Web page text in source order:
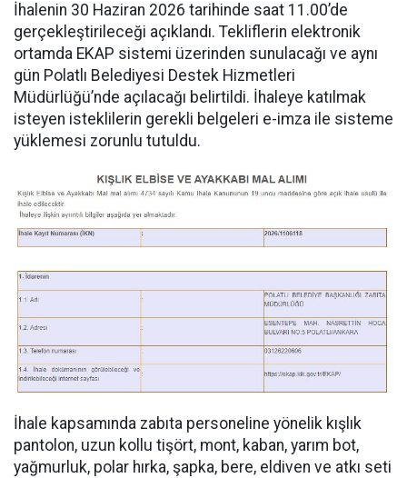
İhalenin 30 Haziran 2026 tarihinde saat 11.00’de
gerçekleştirileceği açıklandı. Tekliflerin elektronik
ortamda EKAP sistemi üzerinden sunulacağı ve aynı
gün Polatlı Belediyesi Destek Hizmetleri
Müdürlüğü’nde açılacağı belirtildi. İhaleye katılmak
isteyen isteklilerin gerekli belgeleri e-imza ile sisteme
yüklemesi zorunlu tutuldu.
İhale kapsamında zabıta personeline yönelik kışlık
pantolon, uzun kollu tişört, mont, kaban, yarım bot,
yağmurluk, polar hırka, şapka, bere, eldiven ve atkı seti